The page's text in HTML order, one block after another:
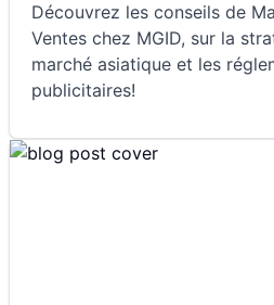
Découvrez les conseils de
Ventes chez MGID, sur la
marché asiatique et les
publicitaires!